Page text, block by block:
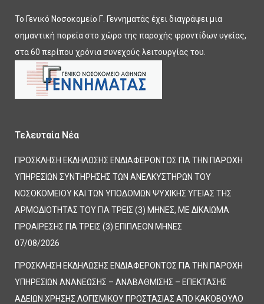
Το Γενικό Νοσοκομείο Γ. Γεννηματάς έχει διαγράψει μια
σημαντική πορεία στο χώρο της παροχής φροντίδων υγείας,
στα 60 περίπου χρόνια συνεχούς λειτουργίας του.
Τελευταία Νέα
ΠΡΟΣΚΛΗΣΗ ΕΚΔΗΛΩΣΗΣ ΕΝΔΙΑΦΕΡΟΝΤΟΣ ΓΙΑ ΤΗΝ ΠΑΡΟΧΗ
ΥΠΗΡΕΣΙΩΝ ΣΥΝΤΗΡΗΣΗΣ ΤΩΝ ΑΝΕΛΚΥΣΤΗΡΩΝ ΤΟΥ
ΝΟΣΟΚΟΜΕΙΟΥ ΚΑΙ ΤΩΝ ΥΠΟΔΟΜΩΝ ΨΥΧΙΚΗΣ ΥΓΕΙΑΣ ΤΗΣ
ΑΡΜΟΔΙΟΤΗΤΑΣ ΤΟΥ ΓΙΑ ΤΡΕΙΣ (3) ΜΗΝΕΣ, ΜΕ ΔΙΚΑΙΩΜΑ
ΠΡΟΑΙΡΕΣΗΣ ΓΙΑ ΤΡΕΙΣ (3) ΕΠΙΠΛΕΟΝ ΜΗΝΕΣ
07/08/2026
ΠΡΟΣΚΛΗΣΗ ΕΚΔΗΛΩΣΗΣ ΕΝΔΙΑΦΕΡΟΝΤΟΣ ΓΙΑ ΤΗΝ ΠΑΡΟΧΗ
ΥΠΗΡΕΣΙΩΝ ΑΝΑΝΕΩΣΗΣ – ΑΝΑΒΑΘΜΙΣΗΣ – ΕΠΕΚΤΑΣΗΣ
ΑΔΕΙΩΝ ΧΡΗΣΗΣ ΛΟΓΙΣΜΙΚΟΥ ΠΡΟΣΤΑΣΙΑΣ ΑΠΟ ΚΑΚΟΒΟΥΛΟ